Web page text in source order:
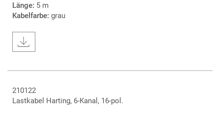
Länge: 5 m
Kabelfarbe: grau
210122
Lastkabel Harting, 6-Kanal, 16-pol.